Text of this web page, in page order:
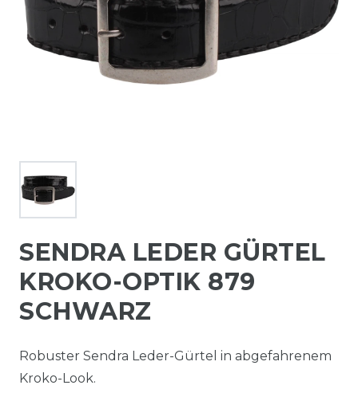
SENDRA LEDER GÜRTEL
KROKO-OPTIK 879
SCHWARZ
Robuster Sendra Leder-Gürtel in abgefahrenem
Kroko-Look.